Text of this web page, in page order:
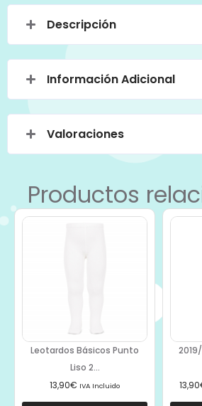
Descripción
Información Adicional
Valoraciones
Productos
Leotardos Básicos Punto
Liso 2...
13,90€ IVA Incluido
13,90